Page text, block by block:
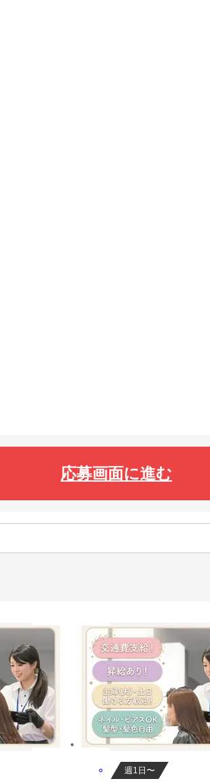
応募画面に進む
週1日〜